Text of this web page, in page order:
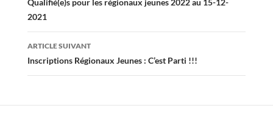
des
articles
Qualifié(e)s pour les régionaux jeunes 2022 au 15-12-
2021
ARTICLE SUIVANT
Inscriptions Régionaux Jeunes : C’est Parti !!!